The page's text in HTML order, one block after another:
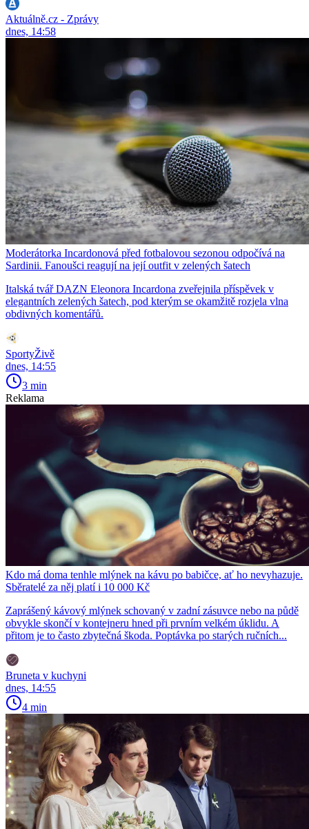
Aktuálně.cz - Zprávy
dnes, 14:58
Moderátorka Incardonová před fotbalovou sezonou odpočívá na
Sardinii. Fanoušci reagují na její outfit v zelených šatech
Italská tvář DAZN Eleonora Incardona zveřejnila příspěvek v
elegantních zelených šatech, pod kterým se okamžitě rozjela vlna
obdivných komentářů.
SportyŽivě
dnes, 14:55
3 min
Reklama
Kdo má doma tenhle mlýnek na kávu po babičce, ať ho nevyhazuje.
Sběratelé za něj platí i 10 000 Kč
Zaprášený kávový mlýnek schovaný v zadní zásuvce nebo na půdě
obvykle skončí v kontejneru hned při prvním velkém úklidu. A
přitom je to často zbytečná škoda. Poptávka po starých ručních...
Bruneta v kuchyni
dnes, 14:55
4 min